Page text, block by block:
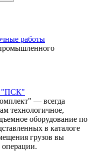
работы
"ПСК"
— всегда
технологичное,
оборудование по
в каталоге
грузов вы